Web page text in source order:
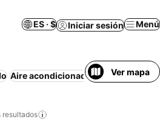
ES · $ Iniciar sesión Menú
Aire acondicionado Ver mapa
resultados